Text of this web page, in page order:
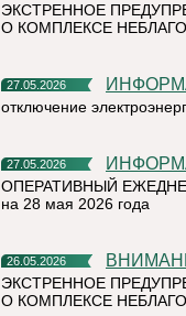
ЭКСТРЕННОЕ
О КОМПЛЕКСЕ
27.05.2026
отключение
27.05.2026
ОПЕРАТИВНЫЙ
на 28 мая 2026 года
26.05.2026
ЭКСТРЕННОЕ
О КОМПЛЕКСЕ